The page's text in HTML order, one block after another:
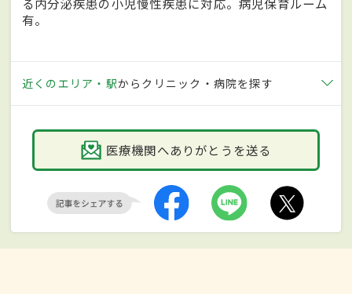
有。
近くのエリア・駅からクリニック・病院を探す
医療機関へありがとうを送る